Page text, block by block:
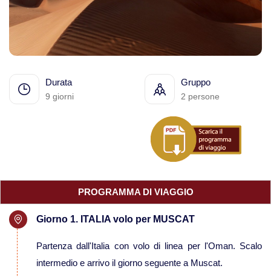
Viaggi in Marocco
Viaggi in Mauritius
Viaggi in Mozambico e Kruger
Viaggi in Botswana
Viaggi safari
Durata
9 giorni
Gruppo
2 persone
PROGRAMMA DI VIAGGIO
Giorno 1. ITALIA volo per MUSCAT
Partenza dall'Italia con volo di linea per l'Oman. Scalo
intermedio e arrivo il giorno seguente a Muscat.